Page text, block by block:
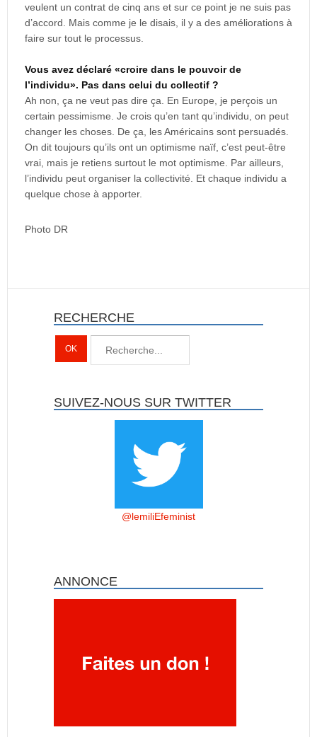
veulent un contrat de cinq ans et sur ce point je ne suis pas
d’accord. Mais comme je le disais, il y a des améliorations à
faire sur tout le processus.
Vous avez déclaré «croire dans le pouvoir de
l’individu». Pas dans celui du collectif ?
Ah non, ça ne veut pas dire ça. En Europe, je perçois un
certain pessimisme. Je crois qu’en tant qu’individu, on peut
changer les choses. De ça, les Américains sont persuadés.
On dit toujours qu’ils ont un optimisme naïf, c’est peut-être
vrai, mais je retiens surtout le mot optimisme. Par ailleurs,
l’individu peut organiser la collectivité. Et chaque individu a
quelque chose à apporter.
Photo DR
RECHERCHE
SUIVEZ-NOUS SUR TWITTER
@lemiliEfeminist
ANNONCE